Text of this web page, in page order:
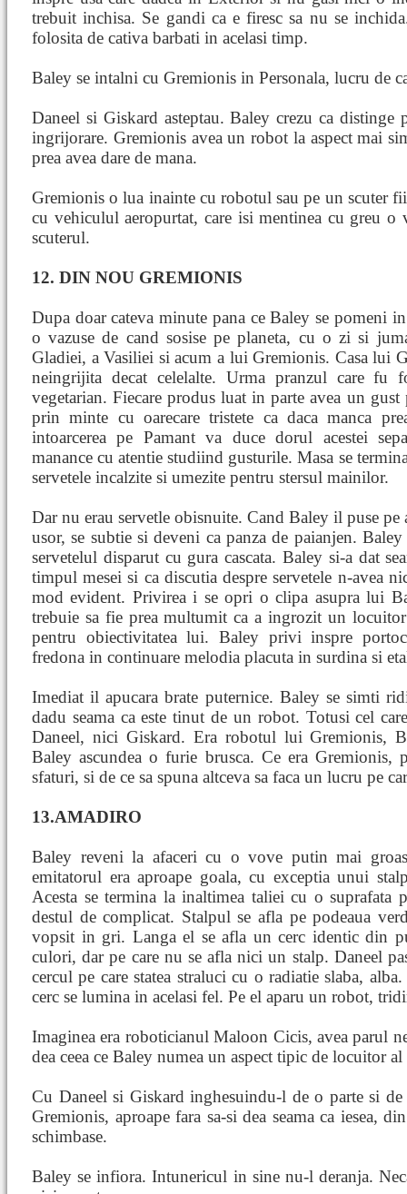
trebuit inchisa. Se gandi ca e firesc sa nu se
folosita de cativa barbati in acelasi timp.
Baley se intalni cu Gremionis in Personala, lucru de
Daneel si Giskard asteptau. Baley crezu ca
ingrijorare. Gremionis avea un robot la aspect mai
prea avea dare de mana.
Gremionis o lua inainte cu robotul sau pe un scuter
cu vehiculul aeropurtat, care isi mentinea cu greu o
scuterul.
12. DIN NOU GREMIONIS
Dupa doar cateva minute pana ce Baley se pomeni
o vazuse de cand sosise pe planeta, cu o zi si
Gladiei, a Vasiliei si acum a lui Gremionis. Casa lui
neingrijita decat celelalte. Urma pranzul care fu
vegetarian. Fiecare produs luat in parte avea un
prin minte cu oarecare tristete ca daca manca
intoarcerea pe Pamant va duce dorul acestei
manance cu atentie studiind gusturile. Masa se
servetele incalzite si umezite pentru stersul mainilor.
Dar nu erau servetle obisnuite. Cand Baley il puse pe
usor, se subtie si deveni ca panza de paianjen.
servetelul disparut cu gura cascata. Baley si-a dat
timpul mesei si ca discutia despre servetele n-avea
mod evident. Privirea i se opri o clipa asupra lui
trebuie sa fie prea multumit ca a ingrozit un
pentru obiectivitatea lui. Baley privi inspre
fredona in continuare melodia placuta in surdina si
Imediat il apucara brate puternice. Baley se simti
dadu seama ca este tinut de un robot. Totusi cel
Daneel, nici Giskard. Era robotul lui Gremionis,
Baley ascundea o furie brusca. Ce era Gremionis,
sfaturi, si de ce sa spuna altceva sa faca un lucru pe
13.AMADIRO
Baley reveni la afaceri cu o vove putin mai
emitatorul era aproape goala, cu exceptia unui
Acesta se termina la inaltimea taliei cu o suprafata
destul de complicat. Stalpul se afla pe podeaua
vopsit in gri. Langa el se afla un cerc identic din
culori, dar pe care nu se afla nici un stalp. Daneel
cercul pe care statea straluci cu o radiatie slaba,
cerc se lumina in acelasi fel. Pe el aparu un robot,
Imaginea era roboticianul Maloon Cicis, avea parul
dea ceea ce Baley numea un aspect tipic de locuitor
Cu Daneel si Giskard inghesuindu-l de o parte si
Gremionis, aproape fara sa-si dea seama ca iesea,
schimbase.
Baley se infiora. Intunericul in sine nu-l deranja.